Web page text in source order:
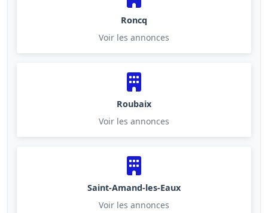
Roncq
Voir les annonces
Roubaix
Voir les annonces
Saint-Amand-les-Eaux
Voir les annonces